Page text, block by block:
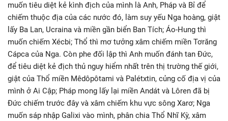
muốn tiêu diệt kẻ kình địch của mình là Anh, Pháp và Bỉ để
chiếm thuộc địa của các nước đó, làm suy yếu Nga hoàng, giật
lấy Ba Lan, Ucraina và miền gần biển Ban Tích; Áo-Hung thì
muốn chiếm Xécbi; Thổ thì mơ tưởng xâm chiếm miền Tơrăng
Cápca của Nga. Còn phe đối lập thì Anh muốn đánh tan Đức,
để tiêu diệt kẻ địch thủ nguy hiểm nhất trên thị trường thế giới,
giật của Thổ miền Mêdôpôtami và Palétxtin, củng cố địa vị của
mình ở Ai Cập; Pháp mong lấy lại miền Andát và Lôren đã bị
Đức chiếm trước đây và xâm chiếm khu vực sông Xarơ; Nga
muốn sáp nhập Galixi vào mình, phân chia Thổ Nhĩ Kỳ, xâm